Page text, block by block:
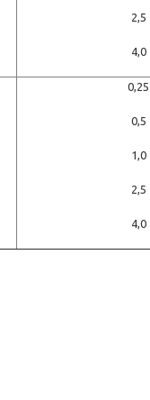
2,5
4,0
0,25
0,5
1,0
2,5
4,0